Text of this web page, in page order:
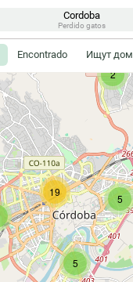
Cordoba
Perdido gatos
Encontrado Ищут дом
5
5
2
19